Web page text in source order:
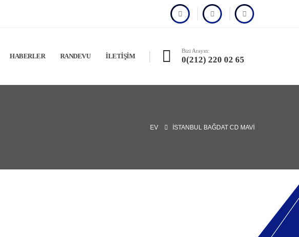
HABERLER RANDEVU İLETIŞIM
Bizi Arayın:
0(212) 220 02 65
EV İSTANBUL BAĞDAT CD MAVI